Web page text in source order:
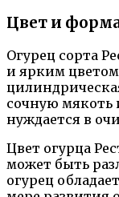
Цвет и
Огурец сорта
и ярким
сочную мякоть
нуждается в
Цвет огурца
может быть
огурец